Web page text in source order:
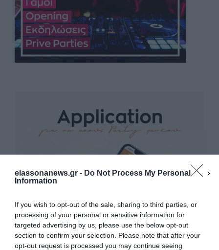
elassonanews.gr - Do Not Process My Personal
Information
If you wish to opt-out of the sale, sharing to third parties, or
processing of your personal or sensitive information for
targeted advertising by us, please use the below opt-out
section to confirm your selection. Please note that after your
opt-out request is processed you may continue seeing